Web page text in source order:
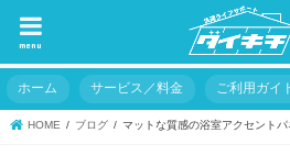
menu
ホーム サービス／料金 ご利用ガイ
HOME ブログ マットな質感の浴室アクセント